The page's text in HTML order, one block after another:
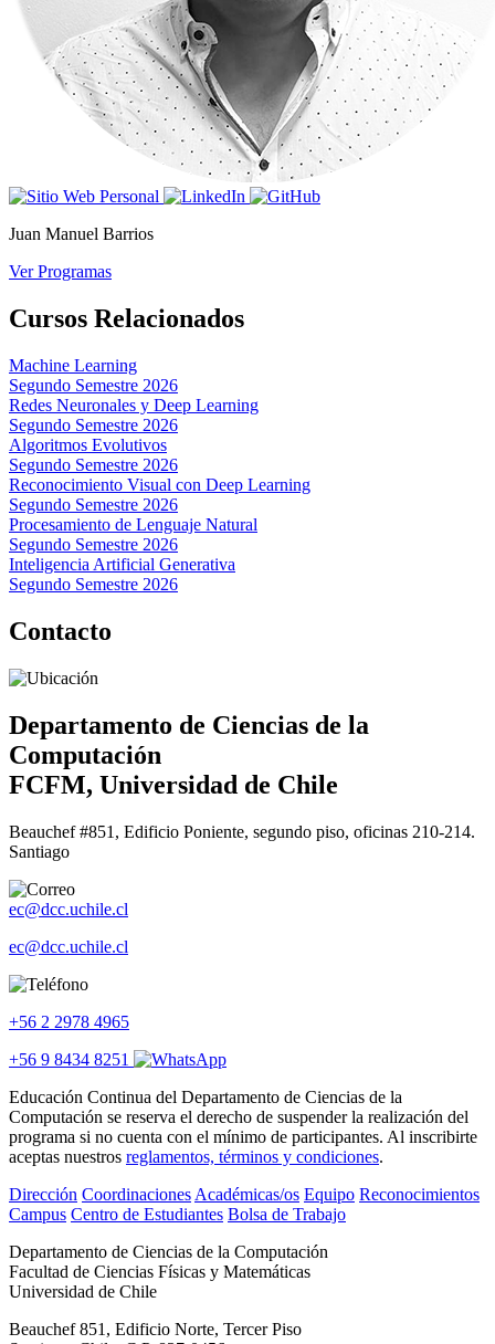
Juan Manuel Barrios
Ver Programas
Cursos Relacionados
Machine Learning
Segundo Semestre 2026
Redes Neuronales y Deep Learning
Segundo Semestre 2026
Algoritmos Evolutivos
Segundo Semestre 2026
Reconocimiento Visual con Deep Learning
Segundo Semestre 2026
Procesamiento de Lenguaje Natural
Segundo Semestre 2026
Inteligencia Artificial Generativa
Segundo Semestre 2026
Contacto
Departamento de Ciencias de la
Computación
FCFM, Universidad de Chile
Beauchef #851, Edificio Poniente, segundo piso, oficinas 210-214.
Santiago
ec@dcc.uchile.cl
ec@dcc.uchile.cl
+56 2 2978 4965
+56 9 8434 8251
Educación Continua del Departamento de Ciencias de la
Computación se reserva el derecho de suspender la realización del
programa si no cuenta con el mínimo de participantes. Al inscribirte
aceptas nuestros reglamentos, términos y condiciones.
Dirección Coordinaciones Académicas/os Equipo Reconocimientos
Campus Centro de Estudiantes Bolsa de Trabajo
Departamento de Ciencias de la Computación
Facultad de Ciencias Físicas y Matemáticas
Universidad de Chile
Beauchef 851, Edificio Norte, Tercer Piso